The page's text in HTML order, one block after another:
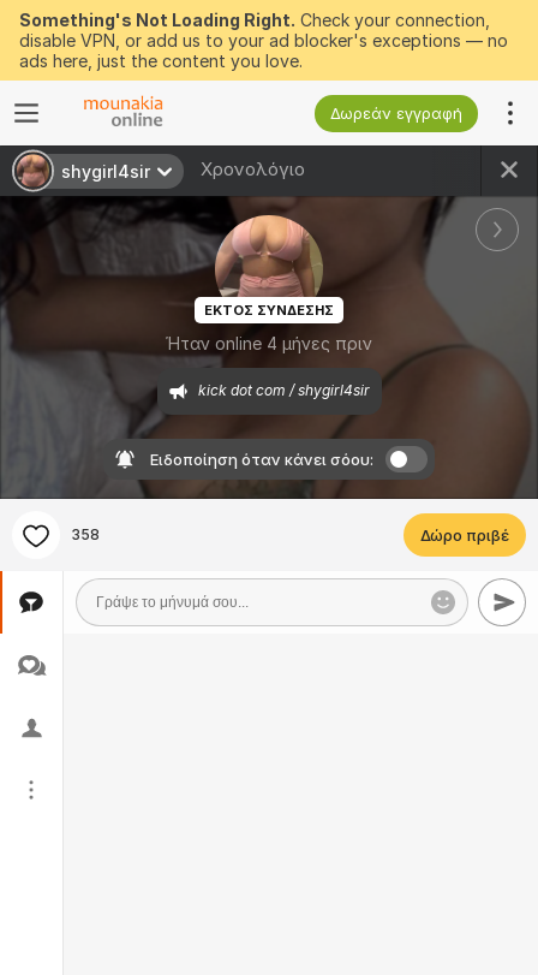
Something's Not Loading Right. Check your connection,
disable VPN, or add us to your ad blocker's exceptions — no
ads here, just the content you love.
Δωρεάν εγγραφή
shygirl4sir Χρονολόγιο
ΕΚΤΟΣ ΣΥΝΔΕΣΗΣ
Ήταν online 4 μήνες πριν
kick dot com / shygirl4sir
Ειδοποίηση όταν κάνει σόου:
358 Δώρο πριβέ